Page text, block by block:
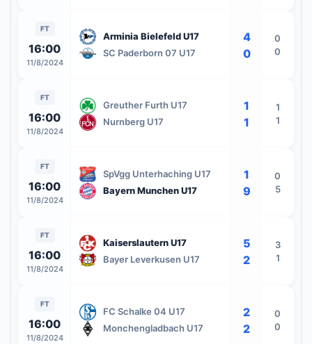
FT
16:00
11/8/2024
Arminia Bielefeld U17
SC Paderborn 07 U17
4
0
0
0
FT
16:00
11/8/2024
Greuther Furth U17
Nurnberg U17
1
1
1
1
FT
16:00
11/8/2024
SpVgg Unterhaching U17
Bayern Munchen U17
1
9
0
5
FT
16:00
11/8/2024
Kaiserslautern U17
Bayer Leverkusen U17
5
2
3
1
FT
16:00
11/8/2024
FC Schalke 04 U17
Monchengladbach U17
2
2
0
0